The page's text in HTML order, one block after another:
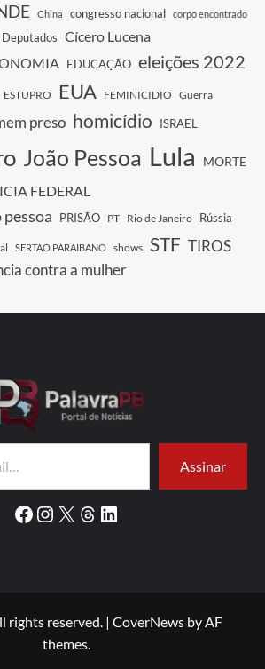
China congresso nacional corpo encontrado
Cícero Lucena
EDUCAÇÃO eleições 2022
ESTUPRO EUA FEMINICIDIO Guerra
preso homicídio ISRAEL
João Pessoa Lula MORTE
FEDERAL
PRISÃO PT Rio de Janeiro Rússia
SERTÃO PARAIBANO shows STF TIROS
contra a mulher
Assinar
Facebook
Instagram
X Threads
LinkedIn
rights reserved. | CoverNews by AF
themes.